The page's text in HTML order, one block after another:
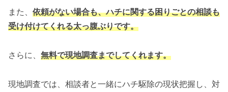
また、 依頼がない場合も、ハチに関する困りごとの相談も
受け付けてくれる太っ腹ぶりです。
さらに、 無料で現地調査までしてくれます。
現地調査では、相談者と一緒にハチ駆除の現状把握し、対